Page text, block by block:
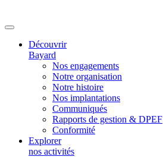
Découvrir
Bayard
Nos engagements
Notre organisation
Notre histoire
Nos implantations
Communiqués
Rapports de gestion & DPEF
Conformité
Explorer
nos activités